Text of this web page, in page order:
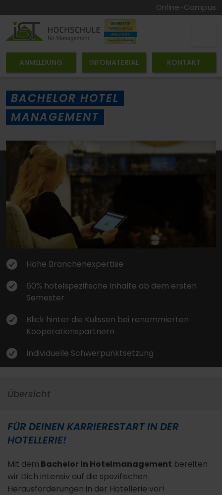
Online-Campus
ANMELDUNG INFOMATERIAL KONTAKT
BACHELOR HOTEL
MANAGEMENT
Hohe Branchenexpertise
60% hotelspezifische Inhalte ab dem ersten
Semester
Blick hinter die Kulissen bei renommierten
Kooperationspartnern
Individuelle Schwerpunktsetzung
Übersicht
FÜR DEINEN KARRIERESTART IN DER
HOTELLERIE!
Mit dem Bachelor in Hotelmanagement bereiten
wir Dich intensiv auf die spezifischen
Herausforderungen in der Hotellerie vor!